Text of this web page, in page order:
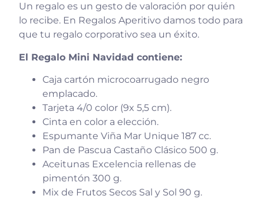
Un regalo es un gesto de valoración por quién
lo recibe. En Regalos Aperitivo damos todo para
que tu regalo corporativo sea un éxito.
El Regalo Mini Navidad contiene:
Caja cartón microcoarrugado negro
emplacado.
Tarjeta 4/0 color (9x 5,5 cm).
Cinta en color a elección.
Espumante Viña Mar Unique 187 cc.
Pan de Pascua Castaño Clásico 500 g.
Aceitunas Excelencia rellenas de
pimentón 300 g.
Mix de Frutos Secos Sal y Sol 90 g.